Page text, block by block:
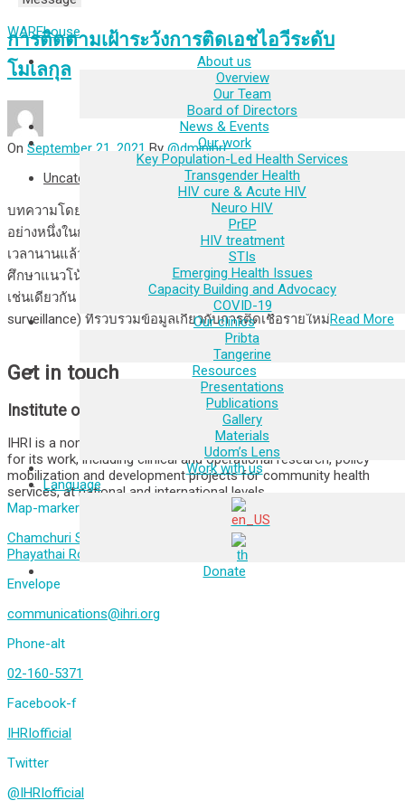
WAREhouse
About us
Overview
Our Team
Board of Directors
News & Events
Our work
Key Population-Led Health Services
Transgender Health
HIV cure & Acute HIV
Neuro HIV
PrEP
HIV treatment
STIs
Emerging Health Issues
Capacity Building and Advocacy
COVID-19
Our clinics
Pribta
Tangerine
Resources
Presentations
Publications
Gallery
Materials
Udom’s Lens
Work with us
Language
Donate
การติดตามเฝ้าระวังการติดเอชไอวีระดับ
โมเลกุล
On September 21, 2021 By @dminihri
Uncategorized
บทความโดย อุดม ลิขิตวรรณวุฒิ เครื่องมือสำคัญของสาธารณสุข
อย่างหนึ่งในการควบคุมโรคระบาดที่ใช้กันอย่างแพร่หลายมาเป็น
เวลานานแล้วคือระบบติดตามตรวจสอบการติดโรคในประเทศเพื่อ
ศึกษาแนวโน้มของการระบาด การติดตามเฝ้าระวังการติดเอชไอวีก็
เช่นเดียวกัน ระบบการติดตามเฝ้าระวังการติดเอชไอวี (หรือ HIV
surveillance) ที่รวบรวมข้อมูลเกี่ยวกับการติดเชื้อรายใหม่Read More
Get in touch
Institute of HIV Research and Innovation
IHRI is a non-profit organization who has achieved recognition
for its work, including clinical and operational research, policy
mobilization and development projects for community health
services, at national and international levels.
Map-marker-alt
Chamchuri Square Building 11th Floor, Unit 1109-1116, 319
Phayathai Road, Pathumwan, Bangkok 10330, Thailand
Envelope
communications@ihri.org
Phone-alt
02-160-5371
Facebook-f
IHRIofficial
Twitter
@IHRIofficial